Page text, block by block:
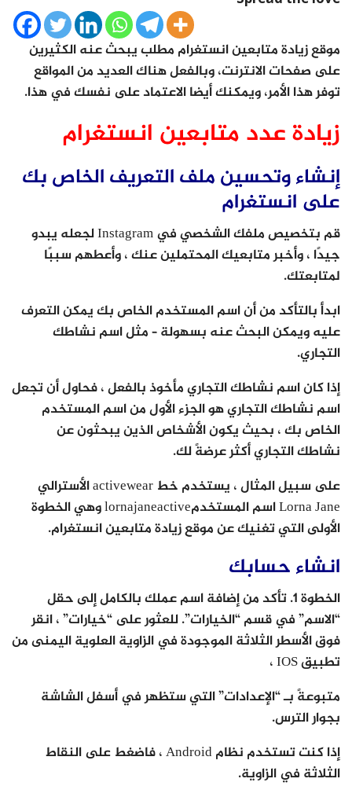
موقع زيادة متابعين انستغرام مطلب يبحث عنه الكثيرين
على صفحات الانترنت، وبالفعل هناك العديد من المواقع
توفر هذا الأمر، ويمكنك أيضا الاعتماد على نفسك في هذا.
زيادة عدد متابعين انستغرام
إنشاء وتحسين ملف التعريف الخاص بك
على انستغرام
قم بتخصيص ملفك الشخصي في Instagram لجعله يبدو
جيدًا ، وأخبر متابعيك المحتملين عنك ، وأعطهم سببًا
لمتابعتك.
ابدأ بالتأكد من أن اسم المستخدم الخاص بك يمكن التعرف
عليه ويمكن البحث عنه بسهولة – مثل اسم نشاطك
التجاري.
إذا كان اسم نشاطك التجاري مأخوذ بالفعل ، فحاول أن تجعل
اسم نشاطك التجاري هو الجزء الأول من اسم المستخدم
الخاص بك ، بحيث يكون الأشخاص الذين يبحثون عن
نشاطك التجاري أكثر عرضةً لك.
على سبيل المثال ، يستخدم خط activewear الأسترالي
Lorna Jane اسم المستخدمlornajaneactive وهي الخطوة
الأولى التي تغنيك عن موقع زيادة متابعين انستغرام.
انشاء حسابك
الخطوة 1. تأكد من إضافة اسم عملك بالكامل إلى حقل
“الاسم” في قسم “الخيارات”. للعثور على “خيارات” ، انقر
فوق الأسطر الثلاثة الموجودة في الزاوية العلوية اليمنى من
تطبيق IOS ،
متبوعةً بـ “الإعدادات” التي ستظهر في أسفل الشاشة
بجوار الترس.
إذا كنت تستخدم نظام Android ، فاضغط على النقاط
الثلاثة في الزاوية.